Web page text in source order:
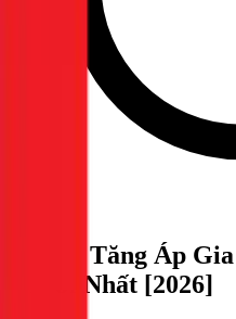
Bơm Tăng Áp
Mới Nhất [2026]